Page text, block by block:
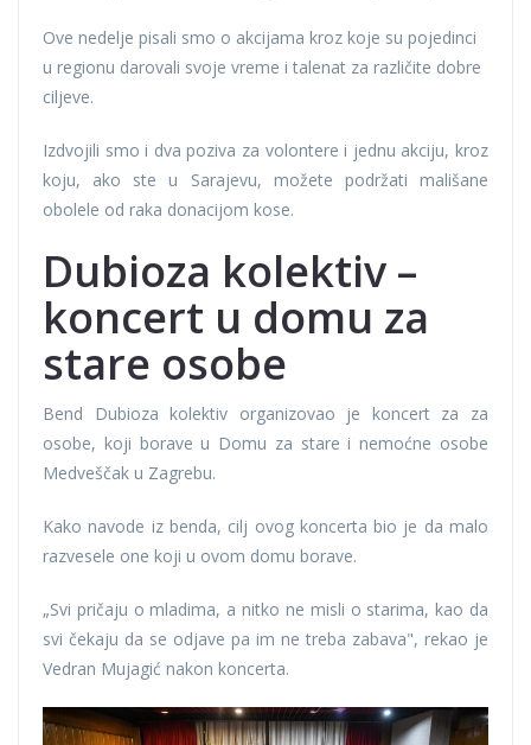
Ove nedelje pisali smo o akcijama kroz koje su pojedinci
u regionu darovali svoje vreme i talenat za različite dobre
ciljeve.
Izdvojili smo i dva poziva za volontere i jednu akciju, kroz
koju, ako ste u Sarajevu, možete podržati mališane
obolele od raka donacijom kose.
Dubioza kolektiv –
koncert u domu za
stare osobe
Bend Dubioza kolektiv organizovao je koncert za za
osobe, koji borave u Domu za stare i nemoćne osobe
Medveščak u Zagrebu.
Kako navode iz benda, cilj ovog koncerta bio je da malo
razvesele one koji u ovom domu borave.
„Svi pričaju o mladima, a nitko ne misli o starima, kao da
svi čekaju da se odjave pa im ne treba zabava", rekao je
Vedran Mujagić nakon koncerta.